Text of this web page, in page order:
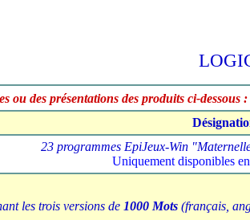
ou des présentations des produits ci-dessous :
23 programmes EpiJeux-Win
Uniquement disponibles
les trois versions de 1000 Mots (français,